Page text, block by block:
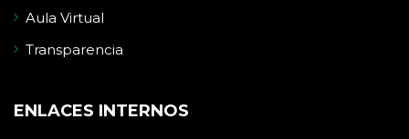
Aula Virtual
Transparencia
ENLACES INTERNOS